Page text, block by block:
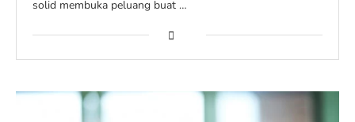
solid membuka peluang buat …